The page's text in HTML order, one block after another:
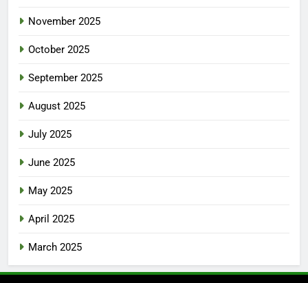
November 2025
October 2025
September 2025
August 2025
July 2025
June 2025
May 2025
April 2025
March 2025